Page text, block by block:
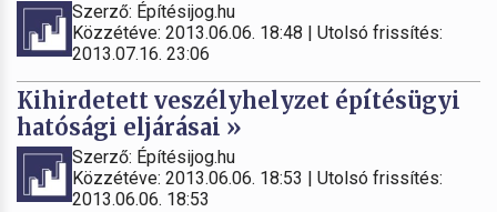
Szerző: Építésijog.hu
Közzétéve: 2013.06.06. 18:48 | Utolsó frissítés:
2013.07.16. 23:06
Kihirdetett veszélyhelyzet építésügyi
hatósági eljárásai »
Szerző: Építésijog.hu
Közzétéve: 2013.06.06. 18:53 | Utolsó frissítés:
2013.06.06. 18:53